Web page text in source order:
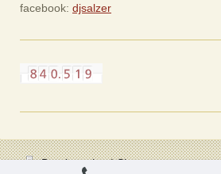
facebook: djsalzer
Druckversion| Sitemap